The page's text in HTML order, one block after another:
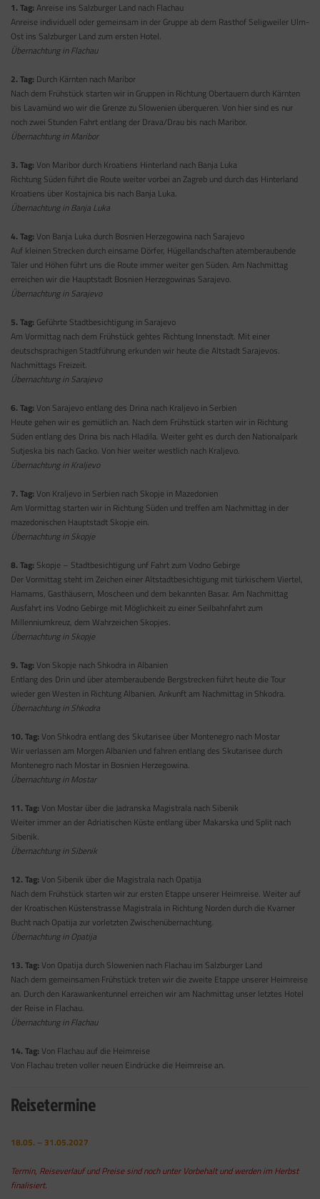
1. Tag: Anreise ins Salzburger Land nach Flachau
Anreise individuell oder gemeinsam in der Gruppe ab dem Rasthof Seligweiler Ulm-
Ost ins Salzburger Land zum ersten Hotel.
Übernachtung in Flachau
2. Tag: Durch Kärnten nach Maribor
Nach dem Frühstück starten wir in Gruppen in Richtung Obertauern durch Kärnten
bis Lavamünd wo wir die Grenze zu Slowenien überqueren. Von hier sind es nur
noch zwei Stunden Fahrt entlang der Drava/Drau bis nach Maribor.
Übernachtung in Maribor
3. Tag: Von Maribor durch Kroatiens Hinterland nach Banja Luka
Richtung Süden führt die Route weiter vorbei an Zagreb und durch das Hinterland
Kroatiens über Kostajnica bis nach Banja Luka.
Übernachtung in Banja Luka
4. Tag: Von Banja Luka durch Bosnien Herzegowina nach Sarajevo
Auf kleinen Strecken durch einsame Dörfer, Hügellandschaften atemberaubende
Täler und Höhen führt uns die Route immer weiter gen Süden. Am Nachmittag
erreichen wir die Hauptstadt Bosnien Herzegowinas Sarajevo.
Übernachtung in Sarajevo
5. Tag: Geführte Stadtbesichtigung in Sarajevo
Am Vormittag nach dem Frühstück gehtes Richtung Innenstadt. Mit einer
deutschsprachigen Stadtführung erkunden wir heute die Altstadt Sarajevos.
Nachmittags Freizeit.
Übernachtung in Sarajevo
6. Tag: Von Sarajevo entlang des Drina nach Kraljevo in Serbien
Heute gehen wir es gemütlich an. Nach dem Frühstück starten wir in Richtung
Süden entlang des Drina bis nach Hladila. Weiter geht es durch den Nationalpark
Sutjeska bis nach Gacko. Von hier weiter westlich nach Kraljevo.
Übernachtung in Kraljevo
7. Tag: Von Kraljevo in Serbien nach Skopje in Mazedonien
Am Vormittag starten wir in Richtung Süden und treffen am Nachmittag in der
mazedonischen Hauptstadt Skopje ein.
Übernachtung in Skopje
8. Tag: Skopje – Stadtbesichtigung unf Fahrt zum Vodno Gebirge
Der Vormittag steht im Zeichen einer Altstadtbesichtigung mit türkischem Viertel,
Hamams, Gasthäusern, Moscheen und dem bekannten Basar. Am Nachmittag
Ausfahrt ins Vodno Gebirge mit Möglichkeit zu einer Seilbahnfahrt zum
Millenniumkreuz, dem Wahrzeichen Skopjes.
Übernachtung in Skopje
9. Tag: Von Skopje nach Shkodra in Albanien
Entlang des Drin und über atemberaubende Bergstrecken führt heute die Tour
wieder gen Westen in Richtung Albanien. Ankunft am Nachmittag in Shkodra.
Übernachtung in Shkodra
10. Tag: Von Shkodra entlang des Skutarisee über Montenegro nach Mostar
Wir verlassen am Morgen Albanien und fahren entlang des Skutarisee durch
Montenegro nach Mostar in Bosnien Herzegowina.
Übernachtung in Mostar
11. Tag: Von Mostar über die Jadranska Magistrala nach Sibenik
Weiter immer an der Adriatischen Küste entlang über Makarska und Split nach
Sibenik.
Übernachtung in Sibenik
12. Tag: Von Sibenik über die Magistrala nach Opatija
Nach dem Frühstück starten wir zur ersten Etappe unserer Heimreise. Weiter auf
der Kroatischen Küstenstrasse Magistrala in Richtung Norden durch die Kvarner
Bucht nach Opatija zur vorletzten Zwischenübernachtung.
Übernachtung in Opatija
13. Tag: Von Opatija durch Slowenien nach Flachau im Salzburger Land
Nach dem gemeinsamen Frühstück treten wir die zweite Etappe unserer Heimreise
an. Durch den Karawankentunnel erreichen wir am Nachmittag unser letztes Hotel
der Reise in Flachau.
Übernachtung in Flachau
14. Tag: Von Flachau auf die Heimreise
Von Flachau treten voller neuen Eindrücke die Heimreise an.
Reisetermine
18.05. – 31.05.2027
Termin, Reiseverlauf und Preise sind noch unter Vorbehalt und werden im Herbst
finalisiert.